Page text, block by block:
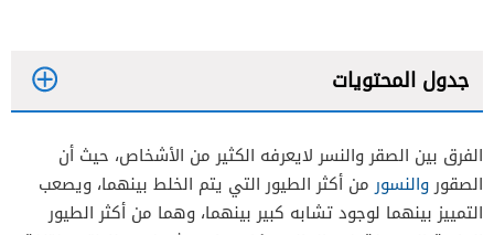
جدول المحتويات
الفرق بين الصقر والنسر في الحجم
الفرق بين الصقر والنسر في السرعة
الفرق بين الصقر والنسر لايعرفه الكثير من الأشخاص، حيث أن
الصقوروالنسورمن أكثر الطيور التي يتم الخلط بينهما، ويصعب
التمييز بينهما لوجود تشابه كبير بينهما، وهما من أكثر الطيور